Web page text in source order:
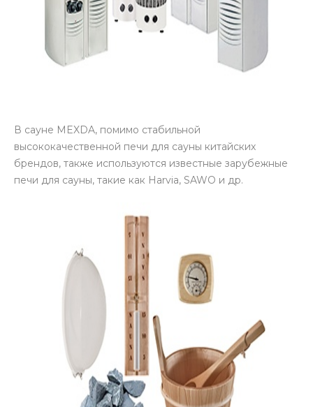
В сауне MEXDA, помимо стабильной
высококачественной печи для сауны китайских
брендов, также используются известные зарубежные
печи для сауны, такие как Harvia, SAWO и др.